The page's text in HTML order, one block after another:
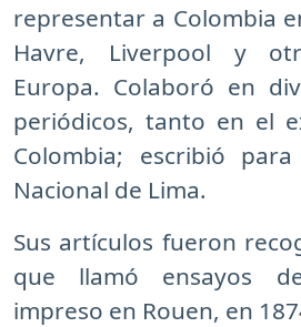
representar a Colombia
Havre, Liverpool y
Europa. Colaboró en
periódicos, tanto en el
Colombia; escribió
Nacional de Lima.
Sus artículos fueron
que llamó ensayos
impreso en Rouen, en